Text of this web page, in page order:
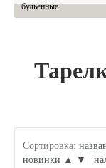
бульенные
Сортировка:
новинки ▲
▼